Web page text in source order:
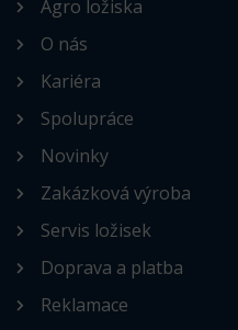
Agro ložiska
O nás
Kariéra
Spolupráce
Novinky
Zakázková výroba
Servis ložisek
Doprava a platba
Reklamace